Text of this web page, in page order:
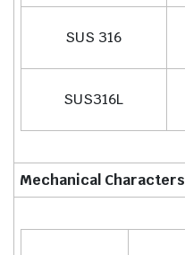
SUS 316
SUS316L
Mechanical Characters